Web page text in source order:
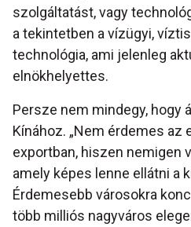
szolgáltatást, vagy
a tekintetben a vízügyi,
technológia, ami jelenleg
elnökhelyettes.
Persze nem mindegy, hogy
Kínához. „Nem érdemes az
exportban, hiszen nemigen
amely képes lenne ellátni a
Érdemesebb városokra
több milliós nagyváros